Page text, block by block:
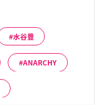
水谷豊
ANARCHY